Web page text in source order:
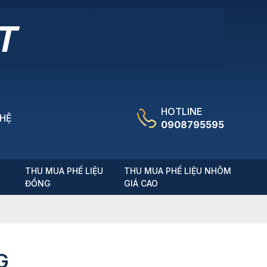
HOTLINE
0908795595
THU MUA PHẾ LIỆU
ĐỒNG
THU MUA PHẾ LIỆU NHÔM
GIÁ CAO